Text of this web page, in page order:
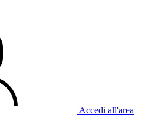
Accedi all'area